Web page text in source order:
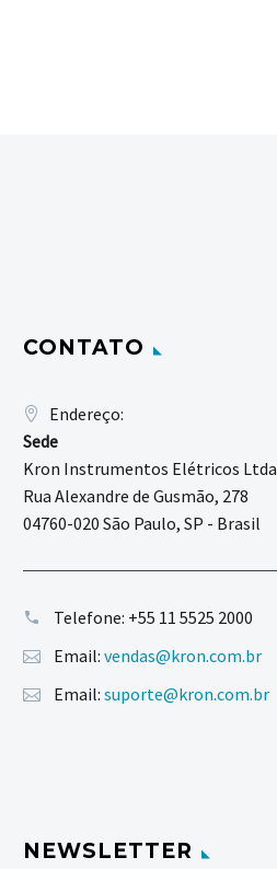
CONTATO
Endereço:
Sede
Kron Instrumentos Elétricos Ltda
Rua Alexandre de Gusmão, 278
04760-020 São Paulo, SP - Brasil
Telefone: +55 11 5525 2000
Email: vendas@kron.com.br
Email: suporte@kron.com.br
NEWSLETTER